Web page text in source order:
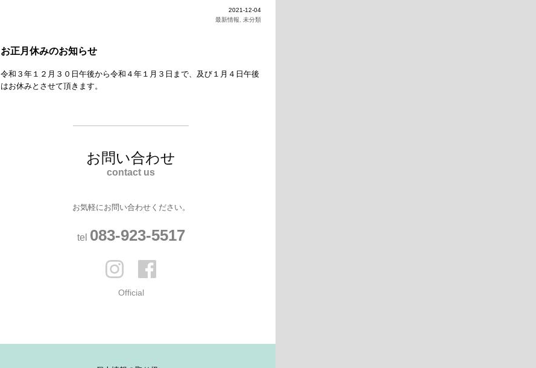
2021-12-04
最新情報
未分類
お正月休みのお知らせ
令和３年１２月３０日午後から令和４年１月３日まで、及び１月４日午後
はお休みとさせて頂きます。
お問い合わせ
contact us
お気軽にお問い合わせください。
tel 083-923-5517
Official